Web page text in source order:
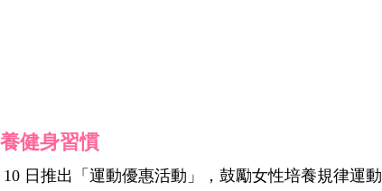
健身習慣
10 日推出「運動優惠活動」，鼓勵女性培養規律運動